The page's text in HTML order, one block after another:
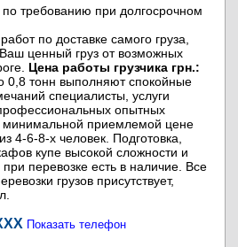
требованию при долгосрочном
по доставке самого груза,
ценный груз от возможных
Цена работы грузчика грн.:
0,8 тонн выполняют спокойные
специалисты, услуги
опытных
минимальной приемлемой цене
4-6-8-х человек. Подготовка,
купе высокой сложности и
перевозке есть в наличие. Все
грузов присутствует,
Показать телефон